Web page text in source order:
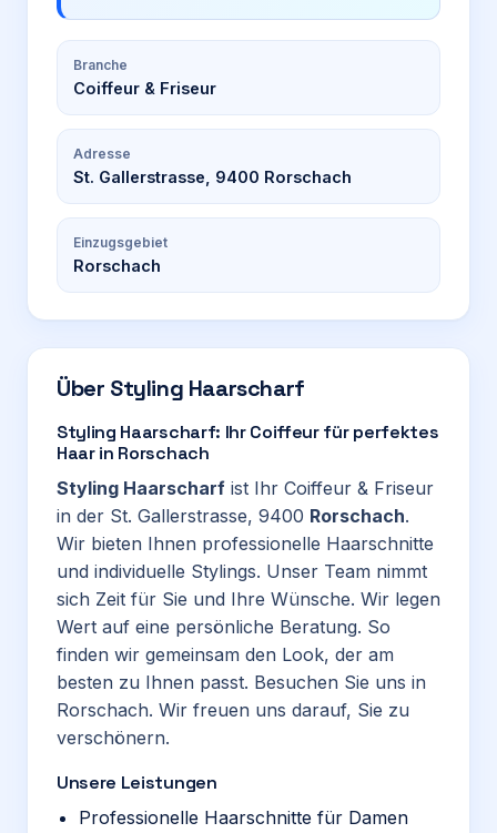
Branche
Coiffeur & Friseur
Adresse
St. Gallerstrasse, 9400 Rorschach
Einzugsgebiet
Rorschach
Über Styling Haarscharf
Styling Haarscharf: Ihr Coiffeur für perfektes
Haar in Rorschach
Styling Haarscharf ist Ihr Coiffeur & Friseur
in der St. Gallerstrasse, 9400 Rorschach.
Wir bieten Ihnen professionelle Haarschnitte
und individuelle Stylings. Unser Team nimmt
sich Zeit für Sie und Ihre Wünsche. Wir legen
Wert auf eine persönliche Beratung. So
finden wir gemeinsam den Look, der am
besten zu Ihnen passt. Besuchen Sie uns in
Rorschach. Wir freuen uns darauf, Sie zu
verschönern.
Unsere Leistungen
Professionelle Haarschnitte für Damen